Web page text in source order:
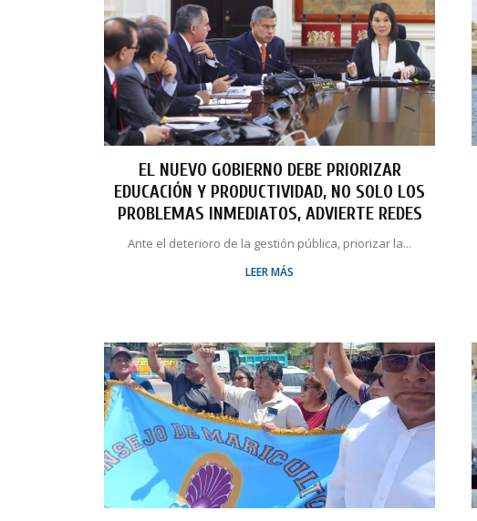
EL NUEVO GOBIERNO DEBE PRIORIZAR
EDUCACIÓN Y PRODUCTIVIDAD, NO SOLO LOS
PROBLEMAS INMEDIATOS, ADVIERTE REDES
Ante el deterioro de la gestión pública, priorizar la...
LEER MÁS